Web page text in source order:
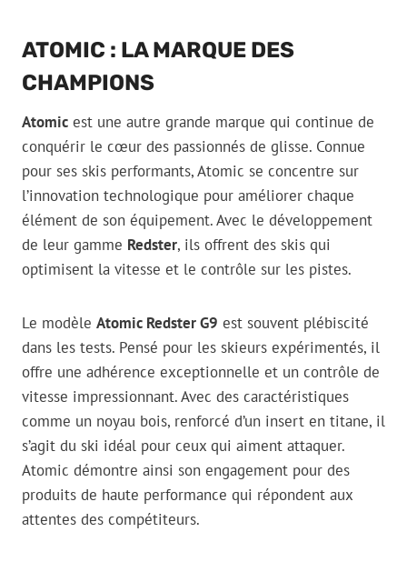
ATOMIC : LA MARQUE DES
CHAMPIONS
Atomic est une autre grande marque qui continue de
conquérir le cœur des passionnés de glisse. Connue
pour ses skis performants, Atomic se concentre sur
l’innovation technologique pour améliorer chaque
élément de son équipement. Avec le développement
de leur gamme Redster, ils offrent des skis qui
optimisent la vitesse et le contrôle sur les pistes.
Le modèle Atomic Redster G9 est souvent plébiscité
dans les tests. Pensé pour les skieurs expérimentés, il
offre une adhérence exceptionnelle et un contrôle de
vitesse impressionnant. Avec des caractéristiques
comme un noyau bois, renforcé d’un insert en titane, il
s’agit du ski idéal pour ceux qui aiment attaquer.
Atomic démontre ainsi son engagement pour des
produits de haute performance qui répondent aux
attentes des compétiteurs.